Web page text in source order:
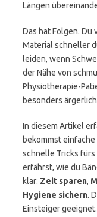
Längen
Das hat Folgen.
Material schneller
leiden, wenn
der Nähe von
Physiotherapie-
besonders
In diesem Artikel
bekommst
schnelle Tricks fürs
erfährst, wie du
klar: Zeit sparen,
Hygiene sichern.
Einsteiger